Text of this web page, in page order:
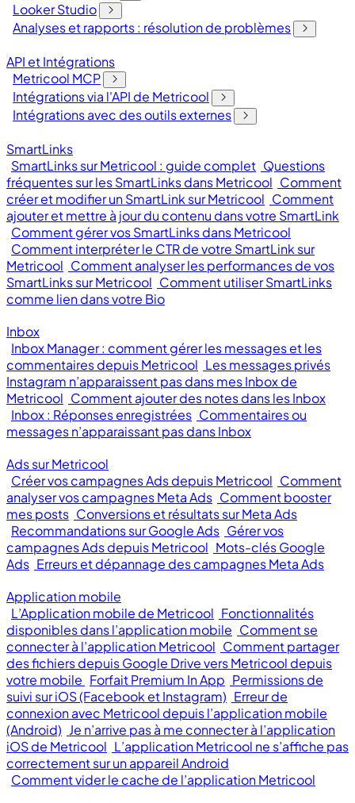
Looker Studio
Analyses et rapports : résolution de problèmes
API et Intégrations
Metricool MCP
Intégrations via l'API de Metricool
Intégrations avec des outils externes
SmartLinks
SmartLinks sur Metricool : guide complet Questions
fréquentes sur les SmartLinks dans Metricool Comment
créer et modifier un SmartLink sur Metricool Comment
ajouter et mettre à jour du contenu dans votre SmartLink
Comment gérer vos SmartLinks dans Metricool
Comment interpréter le CTR de votre SmartLink sur
Metricool Comment analyser les performances de vos
SmartLinks sur Metricool Comment utiliser SmartLinks
comme lien dans votre Bio
Inbox
Inbox Manager : comment gérer les messages et les
commentaires depuis Metricool Les messages privés
Instagram n’apparaissent pas dans mes Inbox de
Metricool Comment ajouter des notes dans les Inbox
Inbox : Réponses enregistrées Commentaires ou
messages n’apparaissant pas dans Inbox
Ads sur Metricool
Créer vos campagnes Ads depuis Metricool Comment
analyser vos campagnes Meta Ads Comment booster
mes posts Conversions et résultats sur Meta Ads
Recommandations sur Google Ads Gérer vos
campagnes Ads depuis Metricool Mots-clés Google
Ads Erreurs et dépannage des campagnes Meta Ads
Application mobile
L’Application mobile de Metricool Fonctionnalités
disponibles dans l’application mobile Comment se
connecter à l’application Metricool Comment partager
des fichiers depuis Google Drive vers Metricool depuis
votre mobile Forfait Premium In App Permissions de
suivi sur iOS (Facebook et Instagram) Erreur de
connexion avec Metricool depuis l’application mobile
(Android) Je n’arrive pas à me connecter à l’application
iOS de Metricool L’application Metricool ne s’affiche pas
correctement sur un appareil Android
Comment vider le cache de l’application Metricool